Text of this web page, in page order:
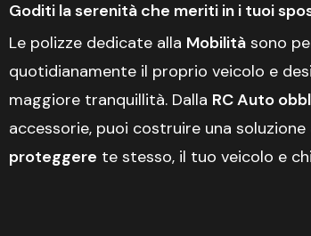
Goditi la serenità che meriti in i tuoi
Le polizze dedicate alla Mobilità sono
quotidianamente il proprio veicolo e
maggiore tranquillità. Dalla RC Auto
accessorie, puoi costruire una
proteggere te stesso, il tuo veicolo e